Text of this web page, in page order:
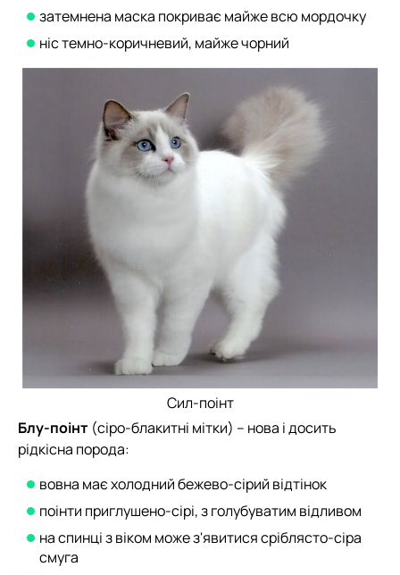
затемнена маска покриває майже всю мордочку
ніс темно-коричневий, майже чорний
Сил-поінт
Блу-поінт (сіро-блакитні мітки) – нова і досить
рідкісна порода:
вовна має холодний бежево-сірий відтінок
поінти приглушено-сірі, з голубуватим відливом
на спинці з віком може з'явитися сріблясто-сіра
смуга